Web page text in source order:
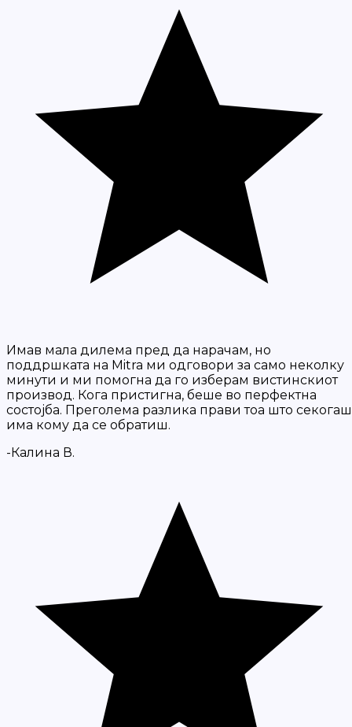
Имав мала дилема пред да нарачам, но
поддршката на Mitra ми одговори за само неколку
минути и ми помогна да го изберам вистинскиот
производ. Кога пристигна, беше во перфектна
состојба. Преголема разлика прави тоа што секогаш
има кому да се обратиш.
-Калина В.